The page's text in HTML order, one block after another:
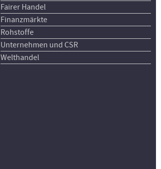
Fairer Handel
Finanzmärkte
Rohstoffe
Unternehmen und CSR
Welthandel